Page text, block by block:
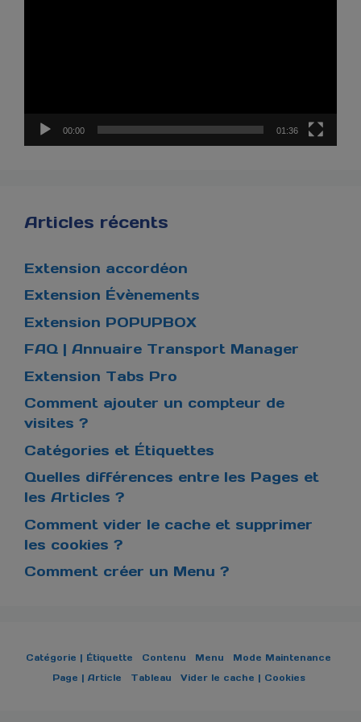
00:00 01:36
Articles récents
Extension accordéon
Extension Évènements
Extension POPUPBOX
FAQ | Annuaire Transport Manager
Extension Tabs Pro
Comment ajouter un compteur de
visites ?
Catégories et Étiquettes
Quelles différences entre les Pages et
les Articles ?
Comment vider le cache et supprimer
les cookies ?
Comment créer un Menu ?
Catégorie | Étiquette Contenu Menu
Mode Maintenance
Page | Article
Tableau Vider le cache | Cookies